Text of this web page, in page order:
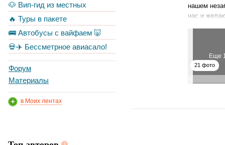
🐶 Вип-гид из местных
🔥 Туры в пакете
🚌 Автобусы с вайфаем 🐷
💀✈️ Бессметрное авиасало!
Форум
Материалы
в Моих лентах
нашем
нас и
Еще
21 фото